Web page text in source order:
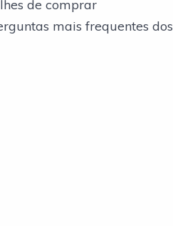
de comprar
mais frequentes dos